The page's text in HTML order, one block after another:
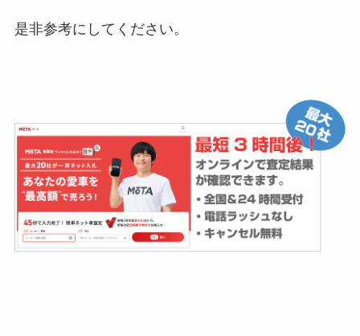
是非参考にしてください。